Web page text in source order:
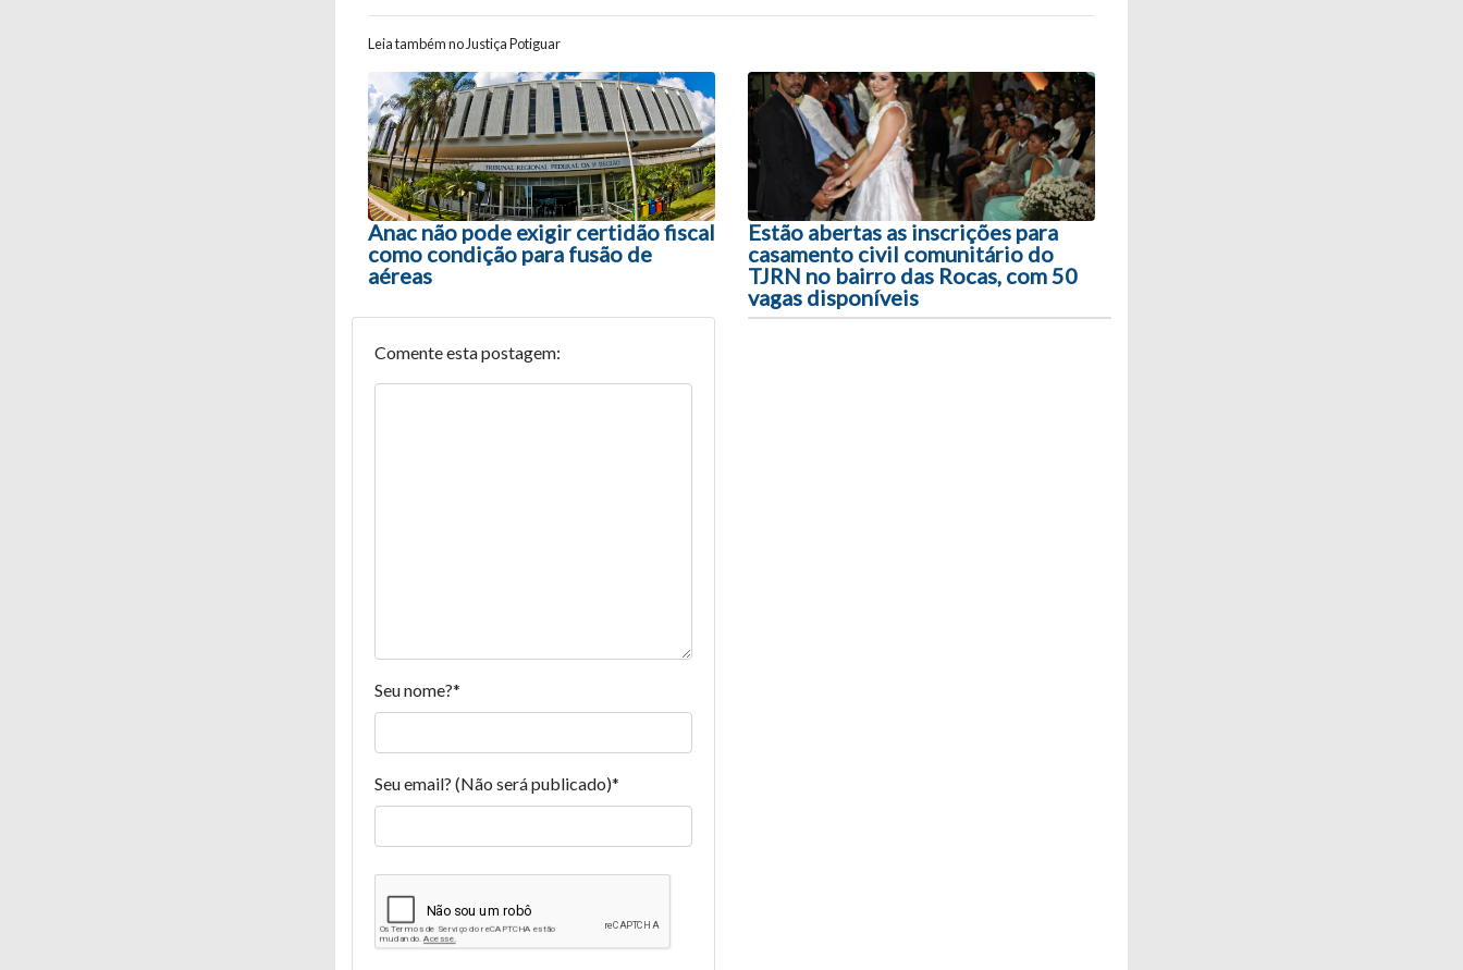
Leia também no Justiça Potiguar
Navegação entre posts
Anac não pode exigir certidão fiscal
como condição para fusão de
aéreas
Estão abertas as inscrições para
casamento civil comunitário do
TJRN no bairro das Rocas, com 50
vagas disponíveis
Comente esta postagem:
Seu nome?*
Seu email? (Não será publicado)*